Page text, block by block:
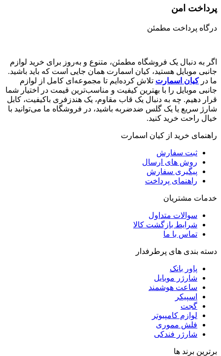
پرداخت امن
درگاه پرداخت مطمئن
اگر به دنبال یک فروشگاه مطمئن، متنوع و به‌روز برای خرید لوازم
جانبی موبایل هستید، کیان اسمارت همان جایی است که باید باشید.
ما درکیان اسمارت تلاش کرده‌ایم تا مجموعه‌ای کامل از لوازم
جانبی موبایل را با بهترین کیفیت و مناسب‌ترین قیمت در اختیار شما
قرار دهیم. چه به دنبال یک قاب مقاوم، یک هندزفری باکیفیت، کابل
شارژ سریع یا یک گلس ضدضربه باشید، در فروشگاه ما می‌توانید با
خیال راحت خرید کنید.
راهنمای خرید از کیان اسمارت
ثبت سفارش
روش‌ های ارسال
پیگیری سفارش
راهنمای پرداخت
خدمات مشتریان
سوالات متداول
شرایط بازگشت کالا
تماس با ما
دسته بندی های پرطرفدار
پاور بانک
شارژر موبایل
ساعت هوشمند
اسپیکر
گجت
لوازم کامپیوتر
فلش مموری
شارژر فندکی
برترین برند ها